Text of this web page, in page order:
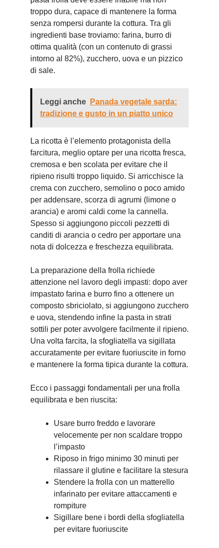
troppo dura, capace di mantenere la forma
senza rompersi durante la cottura. Tra gli
ingredienti base troviamo: farina, burro di
ottima qualità (con un contenuto di grassi
intorno al 82%), zucchero, uova e un pizzico
di sale.
Leggi anche
Panada vegetale sarda:
tradizione e gusto in un piatto unico
La ricotta è l’elemento protagonista della
farcitura, meglio optare per una ricotta fresca,
cremosa e ben scolata per evitare che il
ripieno risulti troppo liquido. Si arricchisce la
crema con zucchero, semolino o poco amido
per addensare, scorza di agrumi (limone o
arancia) e aromi caldi come la cannella.
Spesso si aggiungono piccoli pezzetti di
canditi di arancia o cedro per apportare una
nota di dolcezza e freschezza equilibrata.
La preparazione della frolla richiede
attenzione nel lavoro degli impasti: dopo aver
impastato farina e burro fino a ottenere un
composto sbriciolato, si aggiungono zucchero
e uova, stendendo infine la pasta in strati
sottili per poter avvolgere facilmente il ripieno.
Una volta farcita, la sfogliatella va sigillata
accuratamente per evitare fuoriuscite in forno
e mantenere la forma tipica durante la cottura.
Ecco i passaggi fondamentali per una frolla
equilibrata e ben riuscita:
Usare burro freddo e lavorare
velocemente per non scaldare troppo
l’impasto
Riposo in frigo minimo 30 minuti per
rilassare il glutine e facilitare la stesura
Stendere la frolla con un matterello
infarinato per evitare attaccamenti e
rompiture
Sigillare bene i bordi della sfogliatella
per evitare fuoriuscite